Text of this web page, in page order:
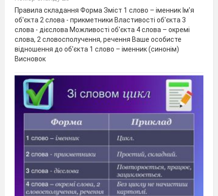
Правила складання Форма Зміст 1 слово – іменник Ім'я
об'єкта 2 слова - прикметники Властивості об'єкта 3
слова - дієслова Можливості об'єкта 4 слова – окремі
слова, 2 словосполучення, речення Ваше особисте
відношення до об'єкта 1 слово – іменник (синонім)
Висновок